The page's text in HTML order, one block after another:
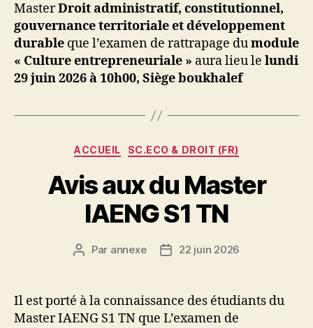
MasterDroit administratif, constitutionnel,
gouvernance territoriale et développement
durable que l’examen de rattrapage dumodule
« Culture entrepreneuriale » aura lieu le lundi
29 juin 2026 à 10h00, Siège boukhalef
Catégories
ACCUEIL SC.ECO & DROIT (FR)
Avis aux du Master
IAENG S1 TN
Auteur
Par annexe
Date22 juin 2026
Il est porté à la connaissance des étudiants du
Master IAENG S1 TN que L’examen de